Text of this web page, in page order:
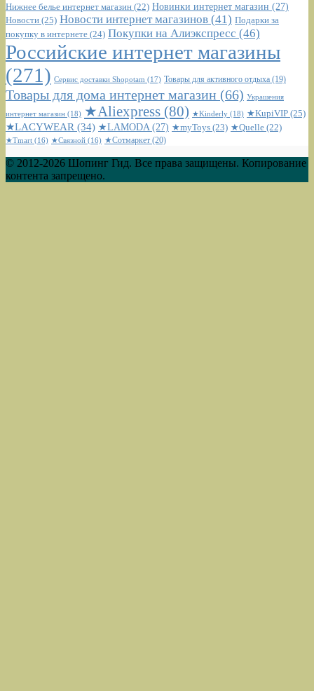
Нижнее белье интернет магазин (22) Новинки интернет магазин (27)
Новости (25) Новости интернет магазинов (41) Подарки за
покупку в интернете (24) Покупки на Алиэкспресс (46)
Российские интернет магазины
(271) Сервис доставки Shopotam (17) Товары для активного отдыха (19)
Товары для дома интернет магазин (66) Украшения
интернет магазин (18) ★Aliexpress (80) ★Kinderly (18) ★KupiVIP (25)
★LACYWEAR (34) ★LAMODA (27) ★myToys (23) ★Quelle (22)
★Tmart (16) ★Связной (16) ★Сотмаркет (20)
© 2012-2026 Шопинг Гид. Все права защищены. Копирование
контента запрещено.